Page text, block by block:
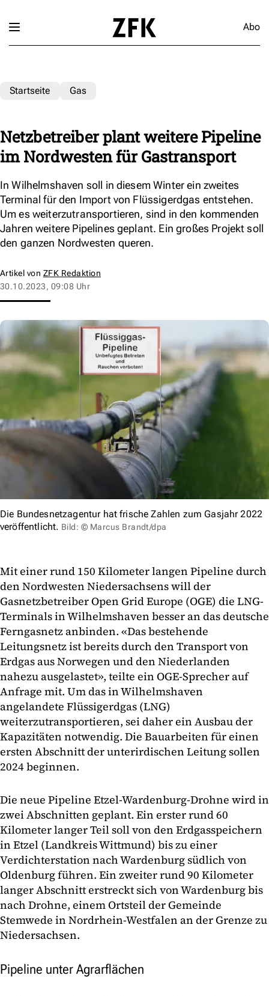
Abo
Startseite Gas
Netzbetreiber plant weitere Pipeline
im Nordwesten für Gastransport
In Wilhelmshaven soll in diesem Winter ein zweites
Terminal für den Import von Flüssigerdgas entstehen.
Um es weiterzutransportieren, sind in den kommenden
Jahren weitere Pipelines geplant. Ein großes Projekt soll
den ganzen Nordwesten queren.
Artikel von ZFK Redaktion
30.10.2023, 09:08 Uhr
Die Bundesnetzagentur hat frische Zahlen zum Gasjahr 2022
veröffentlicht. Bild: © Marcus Brandt/dpa
Mit einer rund 150 Kilometer langen Pipeline durch
den Nordwesten Niedersachsens will der
Gasnetzbetreiber Open Grid Europe (OGE) die LNG-
Terminals in Wilhelmshaven besser an das deutsche
Ferngasnetz anbinden. «Das bestehende
Leitungsnetz ist bereits durch den Transport von
Erdgas aus Norwegen und den Niederlanden
nahezu ausgelastet», teilte ein OGE-Sprecher auf
Anfrage mit. Um das in Wilhelmshaven
angelandete Flüssigerdgas (LNG)
weiterzutransportieren, sei daher ein Ausbau der
Kapazitäten notwendig. Die Bauarbeiten für einen
ersten Abschnitt der unterirdischen Leitung sollen
2024 beginnen.
Die neue Pipeline Etzel-Wardenburg-Drohne wird in
zwei Abschnitten geplant. Ein erster rund 60
Kilometer langer Teil soll von den Erdgasspeichern
in Etzel (Landkreis Wittmund) bis zu einer
Verdichterstation nach Wardenburg südlich von
Oldenburg führen. Ein zweiter rund 90 Kilometer
langer Abschnitt erstreckt sich von Wardenburg bis
nach Drohne, einem Ortsteil der Gemeinde
Stemwede in Nordrhein-Westfalen an der Grenze zu
Niedersachsen.
Pipeline unter Agrarflächen